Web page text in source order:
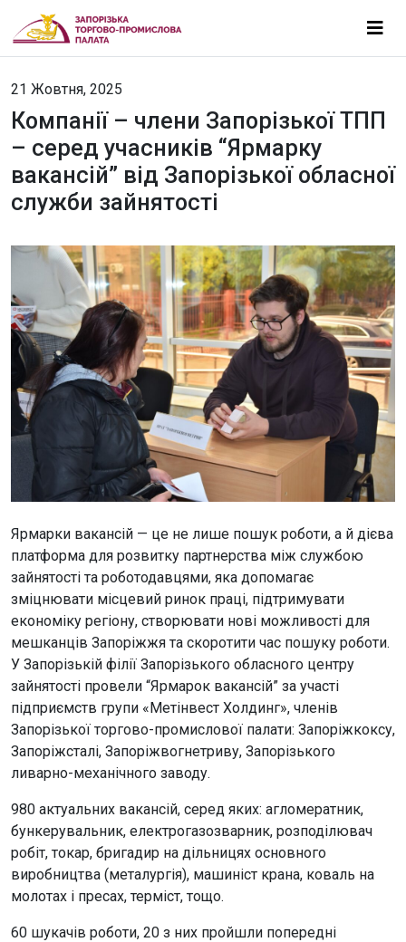
21 Жовтня, 2025
Компанії – члени Запорізької ТПП
– серед учасників “Ярмарку
вакансій” від Запорізької обласної
служби зайнятості
Ярмарки вакансій — це не лише пошук роботи, а й дієва
платформа для розвитку партнерства між службою
зайнятості та роботодавцями, яка допомагає
зміцнювати місцевий ринок праці, підтримувати
економіку регіону, створювати нові можливості для
мешканців Запоріжжя та скоротити час пошуку роботи.
У Запорізькій філії Запорізького обласного центру
зайнятості провели “Ярмарок вакансій” за участі
підприємств групи «Метінвест Холдинг», членів
Запорізької торгово-промислової палати: Запоріжкоксу,
Запоріжсталі, Запоріжвогнетриву, Запорізького
ливарно-механічного заводу.
980 актуальних вакансій, серед яких: агломератник,
бункерувальник, електрогазозварник, розподілювач
робіт, токар, бригадир на дільницях основного
виробництва (металургія), машиніст крана, коваль на
молотах і пресах, терміст, тощо.
60 шукачів роботи, 20 з них пройшли попередні